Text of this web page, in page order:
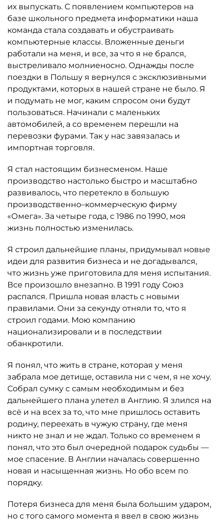
их выпускать. С появлением компьютеров на
базе школьного предмета информатики наша
команда стала создавать и обустраивать
компьютерные классы. Вложенные деньги
работали на меня, и все, за что я не брался,
выстреливало молниеносно. Однажды после
поездки в Польшу я вернулся с эксклюзивными
продуктами, которых в нашей стране не было. Я
и подумать не мог, каким спросом они будут
пользоваться. Начинали с маленьких
автомобилей, а со временем перешли на
перевозки фурами. Так у нас завязалась и
импортная торговля.
Я стал настоящим бизнесменом. Наше
производство настолько быстро и масштабно
развивалось, что перетекло в большую
производственно–коммерческую фирму
«Омега». За четыре года, с 1986 по 1990, моя
жизнь полностью изменилась.
Я строил дальнейшие планы, придумывал новые
идеи для развития бизнеса и не догадывался,
что жизнь уже приготовила для меня испытания.
Все произошло внезапно. В 1991 году Союз
распался. Пришла новая власть с новыми
правилами. Они за секунду отняли то, что я
строил годами. Мою компанию
национализировали и в последствии
обанкротили.
Я понял, что жить в стране, которая у меня
забрала мое детище, оставила ни с чем, я не хочу.
Собрал сумку с самым необходимым и без
дальнейшего плана улетел в Англию. Я злился на
всё и на всех за то, что мне пришлось оставить
родину, переехать в чужую страну, где меня
никто не знал и не ждал. Только со временем я
понял, что это был очередной подарок судьбы —
мое спасение. В Англии началась совершенно
новая и насыщенная жизнь. Но обо всем по
порядку.
Потеря бизнеса для меня была большим ударом,
но с того самого момента я ввел в свою жизнь